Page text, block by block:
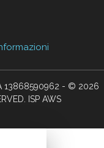
13868590962 - © 2026
ISP AWS